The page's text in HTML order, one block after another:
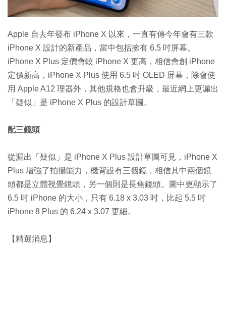
Apple 自去年發布 iPhone X 以來，一直有傳今年會有三款
iPhone X 設計的新產品，當中包括擁有 6.5 吋屏幕。
iPhone X Plus 定價會較 iPhone X 更高，相信會創 iPhone
定價新高，iPhone X Plus 使用 6.5 吋 OLED 屏幕，除會使
用 Apple A12 理器外，其他規格也會升級，最近網上更漏出
「疑似」是 iPhone X Plus 的設計草圖。
配三鏡頭
從漏出「疑似」是 iPhone X Plus 設計草圖可見，iPhone X
Plus 增強了拍攝能力，機背設有三個鏡，相信其中兩個鏡
頭都是立體視覺鏡頭，另一個則是長焦鏡頭。圖中更顯示了
6.5 吋 iPhone 的大小，只有 6.18 x 3.03 吋，比起 5.5 吋
iPhone 8 Plus 的 6.24 x 3.07 更細。
【精選消息】